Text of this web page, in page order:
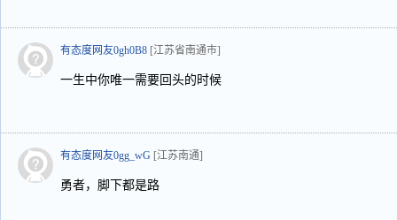
有态度网友0gh0B8 [江苏省南通市]
一生中你唯一需要回头的时候
有态度网友0gg_wG [江苏南通]
勇者，脚下都是路